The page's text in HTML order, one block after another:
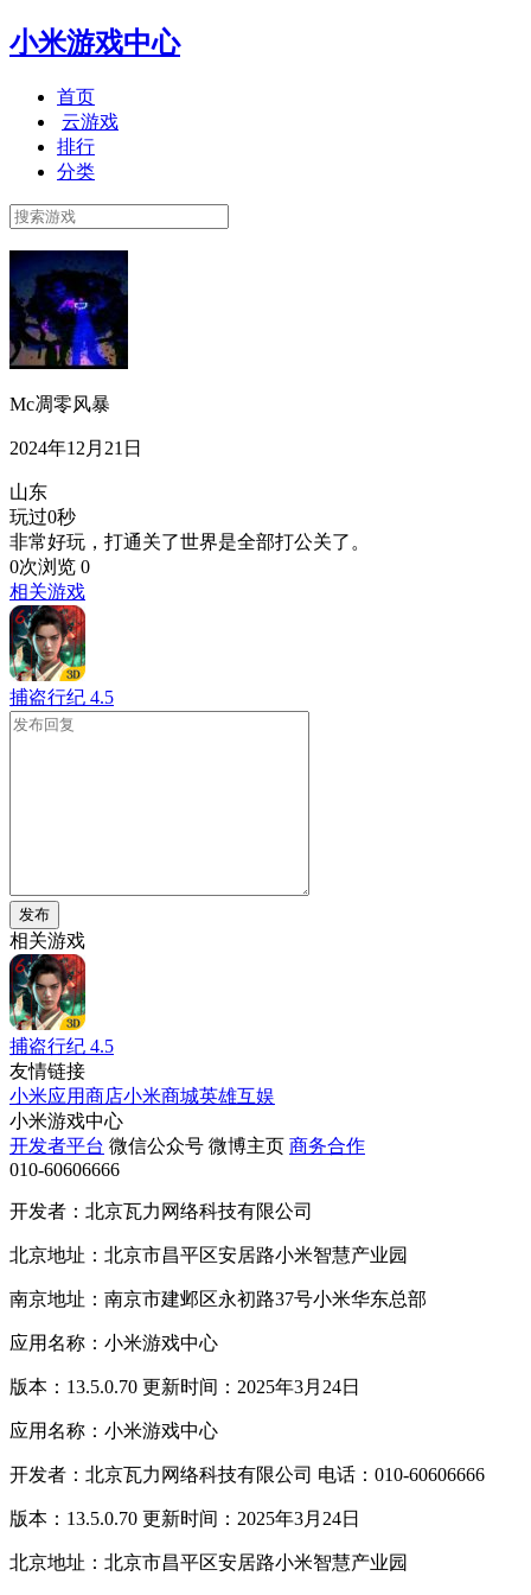
小米游戏中心
首页
云游戏
排行
分类
Mc凋零风暴
2024年12月21日
山东
玩过0秒
非常好玩，打通关了世界是全部打公关了。
0次浏览 0
相关游戏
捕盗行纪 4.5
发布
相关游戏
捕盗行纪 4.5
友情链接
小米应用商店小米商城英雄互娱
小米游戏中心
开发者平台 微信公众号 微博主页 商务合作
010-60606666
开发者：北京瓦力网络科技有限公司
北京地址：北京市昌平区安居路小米智慧产业园
南京地址：南京市建邺区永初路37号小米华东总部
应用名称：小米游戏中心
版本：13.5.0.70 更新时间：2025年3月24日
应用名称：小米游戏中心
开发者：北京瓦力网络科技有限公司 电话：010-60606666
版本：13.5.0.70 更新时间：2025年3月24日
北京地址：北京市昌平区安居路小米智慧产业园